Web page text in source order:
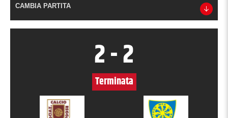
CAMBIA PARTITA
2-2
Terminata